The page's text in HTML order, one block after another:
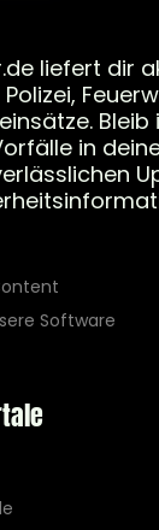
liefert dir
in
Software